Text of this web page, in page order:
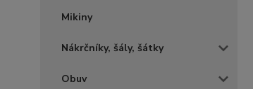
Mikiny
Nákrčníky, šály, šátky
Obuv